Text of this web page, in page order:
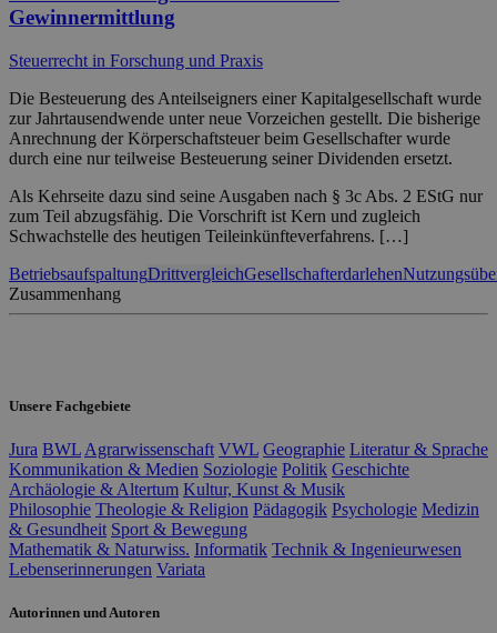
Gewinnermittlung
Steuerrecht in Forschung und Praxis
Die Besteuerung des Anteilseigners einer Kapitalgesellschaft wurde
zur Jahrtausendwende unter neue Vorzeichen gestellt. Die bisherige
Anrechnung der Körperschaftsteuer beim Gesellschafter wurde
durch eine nur teilweise Besteuerung seiner Dividenden ersetzt.
Als Kehrseite dazu sind seine Ausgaben nach § 3c Abs. 2 EStG nur
zum Teil abzugsfähig. Die Vorschrift ist Kern und zugleich
Schwachstelle des heutigen Teileinkünfteverfahrens. […]
BetriebsaufspaltungDrittvergleichGesellschafterdarlehen
Zusammenhang
Unsere Fachgebiete
Jura BWL Agrarwissenschaft VWL Geographie Literatur & Sprache
Kommunikation & Medien Soziologie Politik Geschichte
Archäologie & Altertum Kultur, Kunst & Musik
Philosophie Theologie & Religion Pädagogik Psychologie Medizin
& Gesundheit Sport & Bewegung
Mathematik & Naturwiss. Informatik Technik & Ingenieurwesen
Lebenserinnerungen Variata
Autorinnen und Autoren